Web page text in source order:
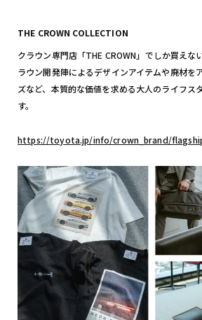
THE CROWN COLLECTION
クラウン専門店「THE CROWN」でしか買えな
ラウン開発陣によるデザインアイテムや廃材を
ズなど、本質的な価値を求める大人のライフス
す。
https://toyota.jp/info/crown_brand/